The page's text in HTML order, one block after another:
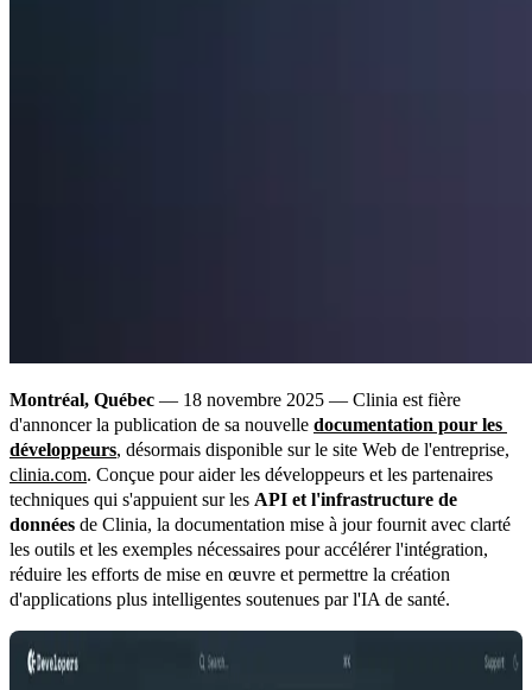
Montréal, Québec — 18 novembre 2025 — Clinia est fière
d'annoncer la publication de sa nouvelle documentation pour les
développeurs
clinia.com. Conçue pour aider les développeurs et les partenaires
techniques qui s'appuient sur les API et l'infrastructure de
données de Clinia, la documentation mise à jour fournit avec clarté
les outils et les exemples nécessaires pour accélérer l'intégration,
réduire les efforts de mise en œuvre et permettre la création
d'applications plus intelligentes soutenues par l'IA de santé.